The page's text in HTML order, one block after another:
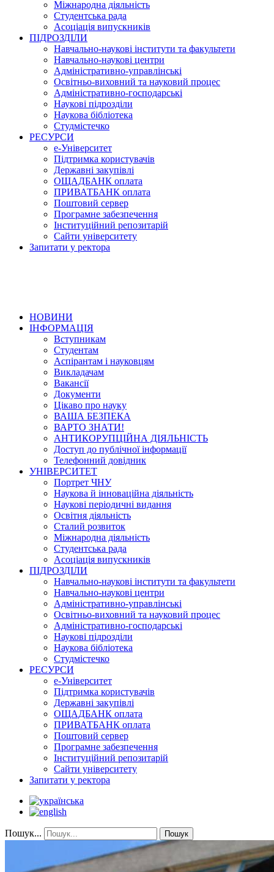
Міжнародна діяльність
Студентська рада
Асоціація випускників
ПІДРОЗДІЛИ
Навчально-наукові інститути та факультети
Навчально-наукові центри
Адміністративно-управлінські
Освітньо-виховний та науковий процес
Адміністративно-господарські
Наукові підрозділи
Наукова бібліотека
Студмістечко
РЕСУРСИ
е-Університет
Підтримка користувачів
Державні закупівлі
ОЩАДБАНК оплата
ПРИВАТБАНК оплата
Поштовий сервер
Програмне забезпечення
Інституційний репозитарій
Сайти університету
Запитати у ректора
НОВИНИ
ІНФОРМАЦІЯ
Вступникам
Студентам
Аспірантам і науковцям
Викладачам
Вакансії
Документи
Цікаво про науку
ВАША БЕЗПЕКА
ВАРТО ЗНАТИ!
АНТИКОРУПЦІЙНА ДІЯЛЬНІСТЬ
Доступ до публічної інформації
Телефонний довідник
УНІВЕРСИТЕТ
Портрет ЧНУ
Наукова й інноваційна діяльність
Наукові періодичні видання
Освітня діяльність
Сталий розвиток
Міжнародна діяльність
Студентська рада
Асоціація випускників
ПІДРОЗДІЛИ
Навчально-наукові інститути та факультети
Навчально-наукові центри
Адміністративно-управлінські
Освітньо-виховний та науковий процес
Адміністративно-господарські
Наукові підрозділи
Наукова бібліотека
Студмістечко
РЕСУРСИ
е-Університет
Підтримка користувачів
Державні закупівлі
ОЩАДБАНК оплата
ПРИВАТБАНК оплата
Поштовий сервер
Програмне забезпечення
Інституційний репозитарій
Сайти університету
Запитати у ректора
Пошук... Пошук